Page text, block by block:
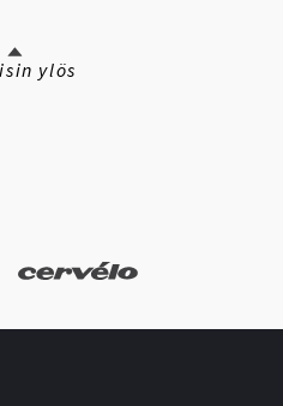
ylös